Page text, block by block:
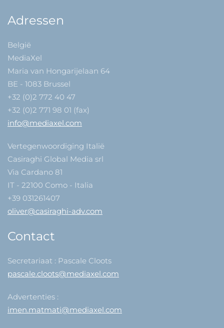
Adressen
België
MediaXel
Maria van Hongarijelaan 64
BE - 1083 Brussel
+32 (0)2 772 40 47
+32 (0)2 771 98 01 (fax)
info@mediaxel.com
Vertegenwoordiging Italië
Casiraghi Global Media srl
Via Cardano 81
IT - 22100 Como - Italia
+39 031261407
oliver@casiraghi-adv.com
Contact
Secretariaat : Pascale Cloots
pascale.cloots@mediaxel.com
Advertenties :
imen.matmati@mediaxel.com